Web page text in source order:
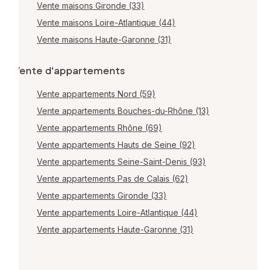
Vente maisons Gironde (33)
Vente maisons Loire-Atlantique (44)
Vente maisons Haute-Garonne (31)
Vente d'appartements
Vente appartements Nord (59)
Vente appartements Bouches-du-Rhône (13)
Vente appartements Rhône (69)
Vente appartements Hauts de Seine (92)
Vente appartements Seine-Saint-Denis (93)
Vente appartements Pas de Calais (62)
Vente appartements Gironde (33)
Vente appartements Loire-Atlantique (44)
Vente appartements Haute-Garonne (31)